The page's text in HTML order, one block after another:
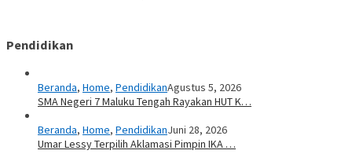
Pendidikan
Beranda, Home, PendidikanAgustus 5, 2026
SMA Negeri 7 Maluku Tengah Rayakan HUT K…
Beranda, Home, PendidikanJuni 28, 2026
Umar Lessy Terpilih Aklamasi Pimpin IKA …